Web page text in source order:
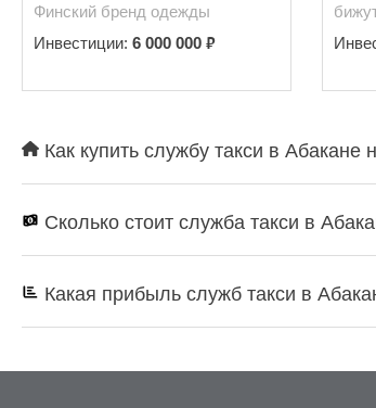
Финский бренд одежды
Инвестиции: 6 000 000 ₽
Как купить службу такси в Абакане
Сколько стоит служба такси в
Какая прибыль служб такси в